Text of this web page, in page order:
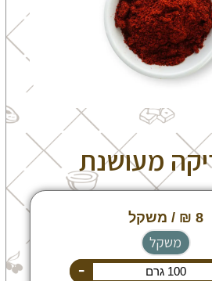
מעושנת
משקל
-